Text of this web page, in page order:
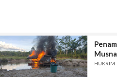
HUKRIM